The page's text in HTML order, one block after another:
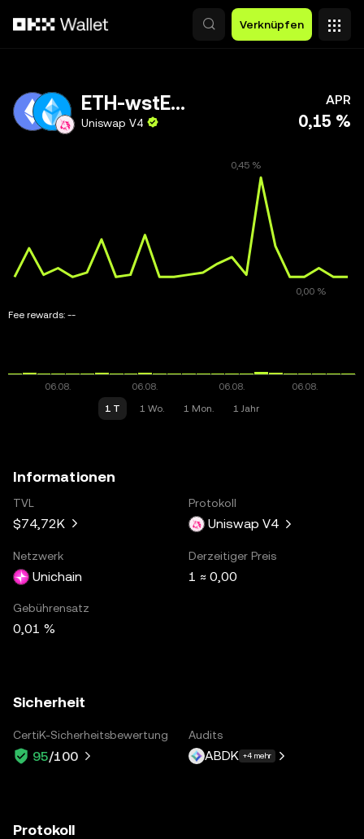
Verknüpfen
ETH-wstETH
Uniswap V4
APR
0,15 %
Fee rewards: --
1 T 1 Wo. 1 Mon. 1 Jahr
Informationen
TVL
$74,72K
Protokoll
Uniswap V4
Netzwerk
Unichain
Derzeitiger Preis
1 ≈ 0,00
Gebührensatz
0,01 %
Sicherheit
CertiK-Sicherheitsbewertung
95/100
Audits
ABDK +4 mehr
Protokoll